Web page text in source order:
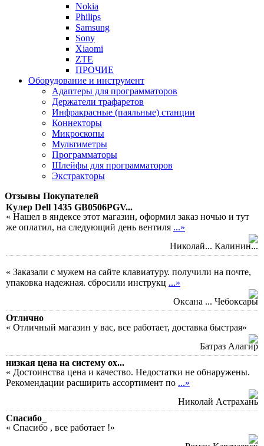
Nokia
Philips
Samsung
Sony
Xiaomi
ZTE
ПРОЧИЕ
Оборудование и инструмент
Адаптеры для программаторов
Держатели трафаретов
Инфракрасные (паяльные) станции
Коннекторы
Микроскопы
Мультиметры
Программаторы
Шлейфы для программаторов
Экстракторы
Отзывы Покупателей
Кулер Dell 1435 GB0506PGV...
« Нашел в яндексе этот магазин, оформил заказ ночью и тут
же оплатил, на следующий день вентиля ...»
Николай... Калинин...
« Заказали с мужем на сайте клавиатуру. получили на почте,
упаковка надежная. сбросили инструкц ...»
Оксана ... Чебоксары
Отлично
« Отличный магазин у вас, все работает, доставка быстрая»
Батраз Алагир
низкая цена на систему ох...
« Достоинства цена и качество. Недостатки не обнаружены.
Рекомендации расширить ассортимент по ...»
Николай Астрахань
Спасибо_
« Спасибо , все работает !»